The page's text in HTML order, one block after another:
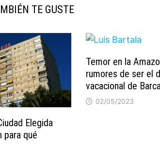
TE GUSTE
Elegida
para qué
Temor en la
rumores de ser el
vacacional de
02/05/2023